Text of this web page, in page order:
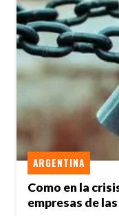
Como en la
empresas de
ARGENTINA